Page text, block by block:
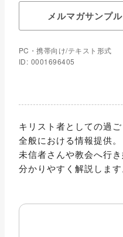
メルマガサンプ
PC・携帯向け/テキスト形式
ID: 0001696405
キリスト者としての過
全般における情報提供。
未信者さんや教会へ行
分かりやすく解説します